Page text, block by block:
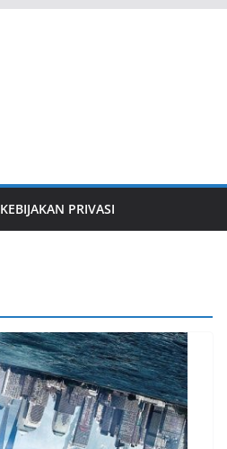
KEBIJAKAN PRIVASI